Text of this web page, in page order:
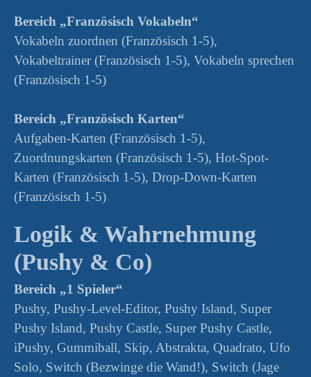
Bereich „Französisch Vokabeln“
Vokabeln zuordnen (Französisch 1-5),
Vokabeltrainer (Französisch 1-5), Vokabeln sprechen
(Französisch 1-5)
Bereich „Französisch Karten“
Aufgaben-Karten (Französisch 1-5),
Zuordnungskarten (Französisch 1-5), Hot-Spot-
Karten (Französisch 1-5), Drop-Down-Karten
(Französisch 1-5)
Logik & Wahrnehmung
(Pushy & Co)
Bereich „1 Spieler“
Pushy, Pushy-Level-Editor, Pushy Island, Super
Pushy Island, Pushy Castle, Super Pushy Castle,
iPushy, Gummiball, Skip, Abstrakta, Quadrato, Ufo
Solo, Switch (Bezwinge die Wand!), Switch (Jage